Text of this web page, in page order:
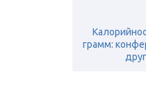
грамм: